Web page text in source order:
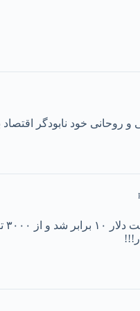
روحانی خود نابودگر